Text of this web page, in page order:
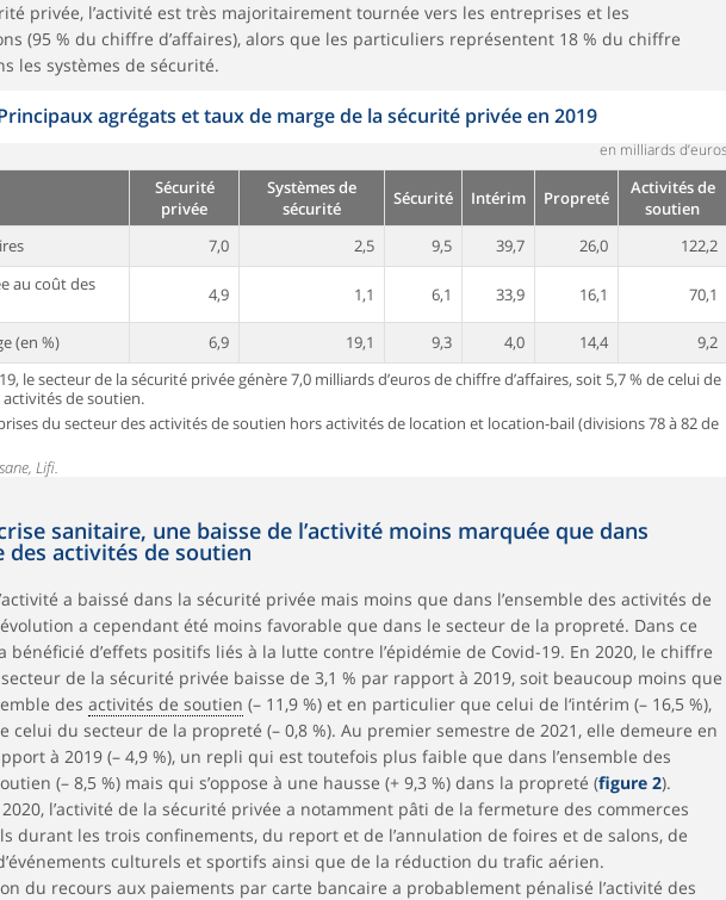
privée, l’activité est très majoritairement tournée vers les entreprises et les
(95 % du chiffre d’affaires), alors que les particuliers représentent 18 % du chiffre
les systèmes de sécurité.
agrégats et taux de marge de la sécurité privée en 2019
en milliards
Sécurité
privée
Systèmes de
sécurité
Sécurité Intérim Propreté
Activités de
soutien
7,0 2,5 9,5 39,7 26,0
122,2
au coût des
4,9 1,1 6,1 33,9 16,1 70,1
(en %) 6,9 19,1 9,3 4,0 14,4
9,2
le secteur de la sécurité privée génère 7,0 milliards d’euros de chiffre d’affaires, soit 5,7 % de celui de
activités de soutien.
du secteur des activités de soutien hors activités de location et location-bail (divisions 78 à 82 de
Lifi.
sanitaire, une baisse de l’activité moins marquée que dans
des activités de soutien
a baissé dans la sécurité privée mais moins que dans l’ensemble des activités de
a cependant été moins favorable que dans le secteur de la propreté. Dans ce
bénéficié d’effets positifs liés à la lutte contre l’épidémie de Covid-19. En 2020, le chiffre
de la sécurité privée baisse de 3,1 % par rapport à 2019, soit beaucoup moins que
des activités de soutien (– 11,9 %) et en particulier que celui de l‘intérim (– 16,5 %),
celui du secteur de la propreté (– 0,8 %). Au premier semestre de 2021, elle demeure en
à 2019 (– 4,9 %), un repli qui est toutefois plus faible que dans l’ensemble des
(– 8,5 %) mais qui s’oppose à une hausse (+ 9,3 %) dans la propreté (figure 2).
l’activité de la sécurité privée a notamment pâti de la fermeture des commerces
durant les trois confinements, du report et de l’annulation de foires et de salons, de
culturels et sportifs ainsi que de la réduction du trafic aérien.
du recours aux paiements par carte bancaire a probablement pénalisé l’activité des